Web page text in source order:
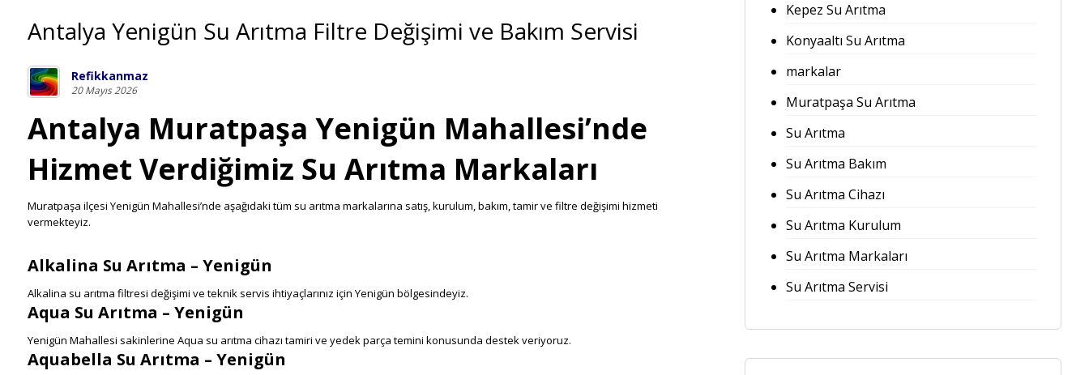
Antalya Yenigün Su Arıtma Filtre Değişimi ve Bakım Servisi
Refikkanmaz
20 Mayıs 2026
Antalya Muratpaşa Yenigün Mahallesi’nde
Hizmet Verdiğimiz Su Arıtma Markaları
Muratpaşa ilçesi Yenigün Mahallesi’nde aşağıdaki tüm su arıtma markalarına satış, kurulum, bakım, tamir ve filtre değişimi hizmeti
vermekteyiz.
Alkalina Su Arıtma – Yenigün
Alkalina su arıtma filtresi değişimi ve teknik servis ihtiyaçlarınız için Yenigün bölgesindeyiz.
Aqua Su Arıtma – Yenigün
Yenigün Mahallesi sakinlerine Aqua su arıtma cihazı tamiri ve yedek parça temini konusunda destek veriyoruz.
Aquabella Su Arıtma – Yenigün
Kepez Su Arıtma
Konyaaltı Su Arıtma
markalar
Muratpaşa Su Arıtma
Su Arıtma
Su Arıtma Bakım
Su Arıtma Cihazı
Su Arıtma Kurulum
Su Arıtma Markaları
Su Arıtma Servisi